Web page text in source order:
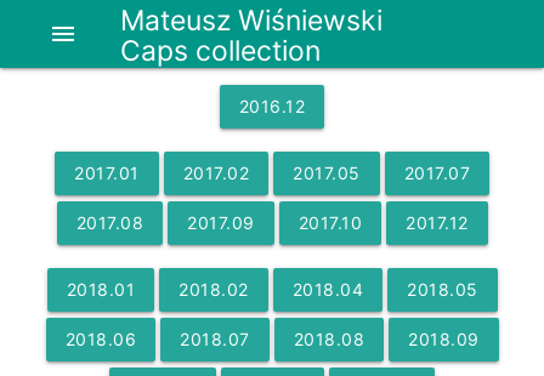
Mateusz Wiśniewski
Caps collection
menu
2016.12
2017.01 2017.02 2017.05 2017.07
2017.08 2017.09 2017.10 2017.12
2018.01 2018.02 2018.04 2018.05
2018.06 2018.07 2018.08 2018.09